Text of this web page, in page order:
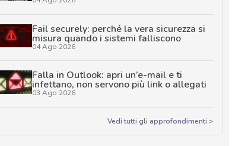
Fail securely: perché la vera sicurezza si
misura quando i sistemi falliscono
04 Ago 2026
Falla in Outlook: apri un’e-mail e ti
infettano, non servono più link o allegati
03 Ago 2026
Vedi tutti gli approfondimenti >